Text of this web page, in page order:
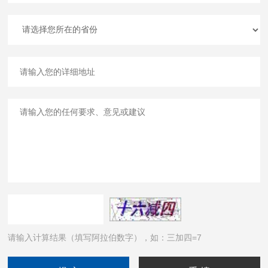
请输入计算结果（填写阿拉伯数字），如：三加四=7